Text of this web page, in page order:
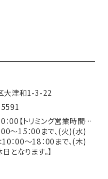
大津和1-3-22
：00【トリミング営業時間…
～15：00まで、(火)(水)
：00～18：00まで、(木)
となります。】